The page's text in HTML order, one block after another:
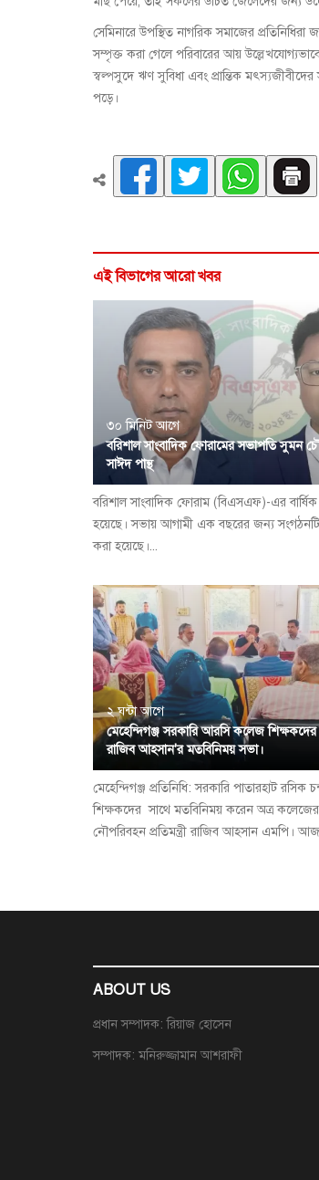
সেমিনারে উপস্থিত নাগরিক সমাজের
সম্পৃক্ত করা গেলে পরিবারের আয়
স্বল্পসুদে ঋণ সুবিধা এবং প্রান্তিক
পড়ে।
এই বিভাগের আরো খবর
৩০ মিনিট আগে
বরিশাল সাংবাদিক ফোরামের সভাপতি সুমন
সাঈদ পান্থ
বরিশাল সাংবাদিক ফোরাম (বিএসএফ)-এর
হয়েছে। সভায় আগামী এক বছরের জন্য
করা হয়েছে।...
২ ঘন্টা আগে
মেহেন্দিগঞ্জ সরকারি আরসি কলেজ শিক্ষকদের
রাজিব আহসান'র মতবিনিময় সভা।
মেহেন্দিগঞ্জ প্রতিনিধি: সরকারি পাতারহাট রসিক
শিক্ষকদের সাথে মতবিনিময় করেন অত্র কলেজের
নৌপরিবহন প্রতিমন্ত্রী রাজিব আহসান এমপি।
ABOUT US
প্রধান সম্পাদক: রিয়াজ হোসেন
সম্পাদক: মনিরুজ্জামান আশরাফী